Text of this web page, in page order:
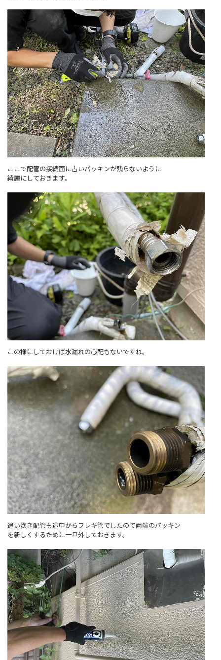
ここで配管の接続面に古いパッキンが残らないように
綺麗にしておきます。
この様にしておけば水漏れの心配もないですね。
追い炊き配管も途中からフレキ管でしたので両端のパッキン
を新しくするために一旦外しておきます。